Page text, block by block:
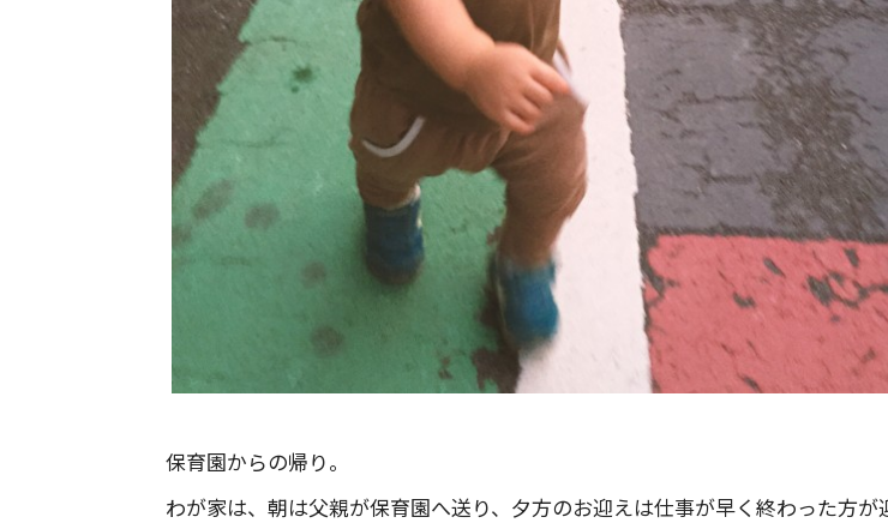
保育園からの帰り。
わが家は、朝は父親が保育園へ送り、夕方のお迎えは仕事が早く終わった方が